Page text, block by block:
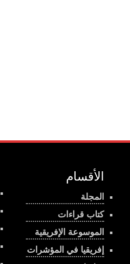
الأقسام
المجلة
كتاب قراءات
الموسوعة الإفريقية
إفريقيا في المؤشرات